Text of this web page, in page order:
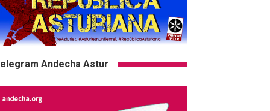
Andecha Astur